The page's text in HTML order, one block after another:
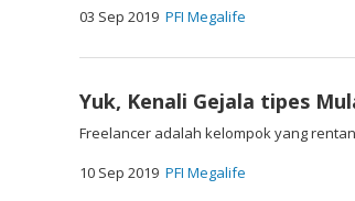
03 Sep 2019 PFI Megalife
Yuk, Kenali Gejala tipes
Freelancer adalah kelompok yang
10 Sep 2019 PFI Megalife